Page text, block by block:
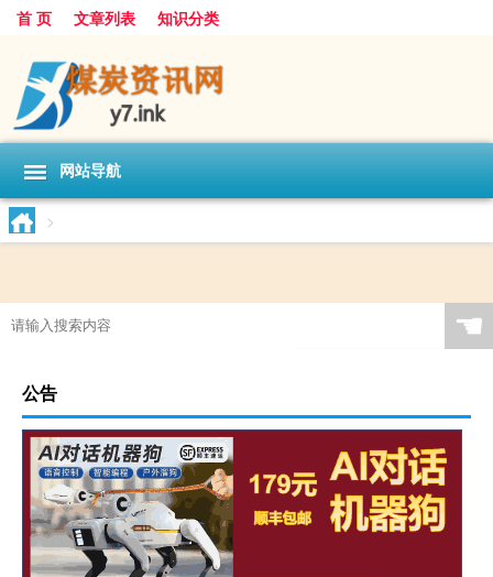
首 页 文章列表 知识分类
网站导航
>
☚
公告